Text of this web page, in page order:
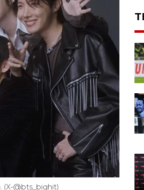
(X-@bts_bighit)